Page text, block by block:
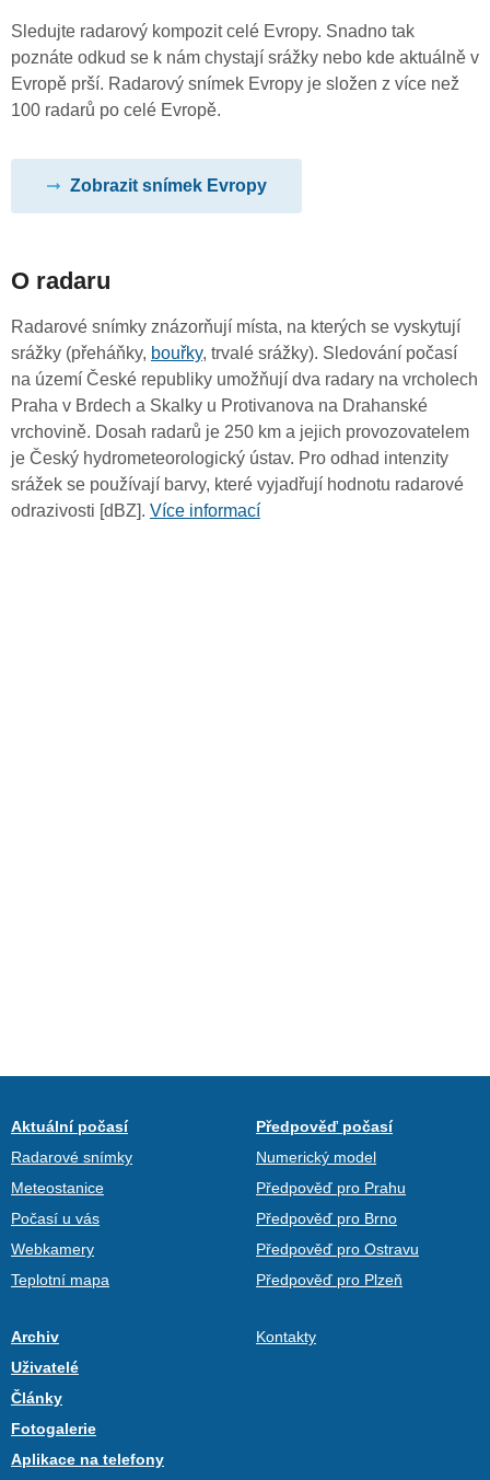
Sledujte radarový kompozit celé Evropy. Snadno tak
poznáte odkud se k nám chystají srážky nebo kde aktuálně v
Evropě prší. Radarový snímek Evropy je složen z více než
100 radarů po celé Evropě.
Zobrazit snímek Evropy
O radaru
Radarové snímky znázorňují místa, na kterých se vyskytují
srážky (přeháňky, bouřky, trvalé srážky). Sledování počasí
na území České republiky umožňují dva radary na vrcholech
Praha v Brdech a Skalky u Protivanova na Drahanské
vrchovině. Dosah radarů je 250 km a jejich provozovatelem
je Český hydrometeorologický ústav. Pro odhad intenzity
srážek se používají barvy, které vyjadřují hodnotu radarové
odrazivosti [dBZ]. Více informací
Aktuální počasí
Radarové snímky
Meteostanice
Počasí u vás
Webkamery
Teplotní mapa
Předpověď počasí
Numerický model
Předpověď pro Prahu
Předpověď pro Brno
Předpověď pro Ostravu
Předpověď pro Plzeň
Archiv
Uživatelé
Články
Fotogalerie
Aplikace na telefony
Kontakty